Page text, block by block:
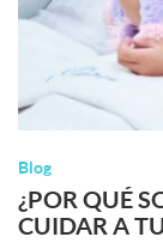
Blog
¿POR QUÉ
CUIDAR A